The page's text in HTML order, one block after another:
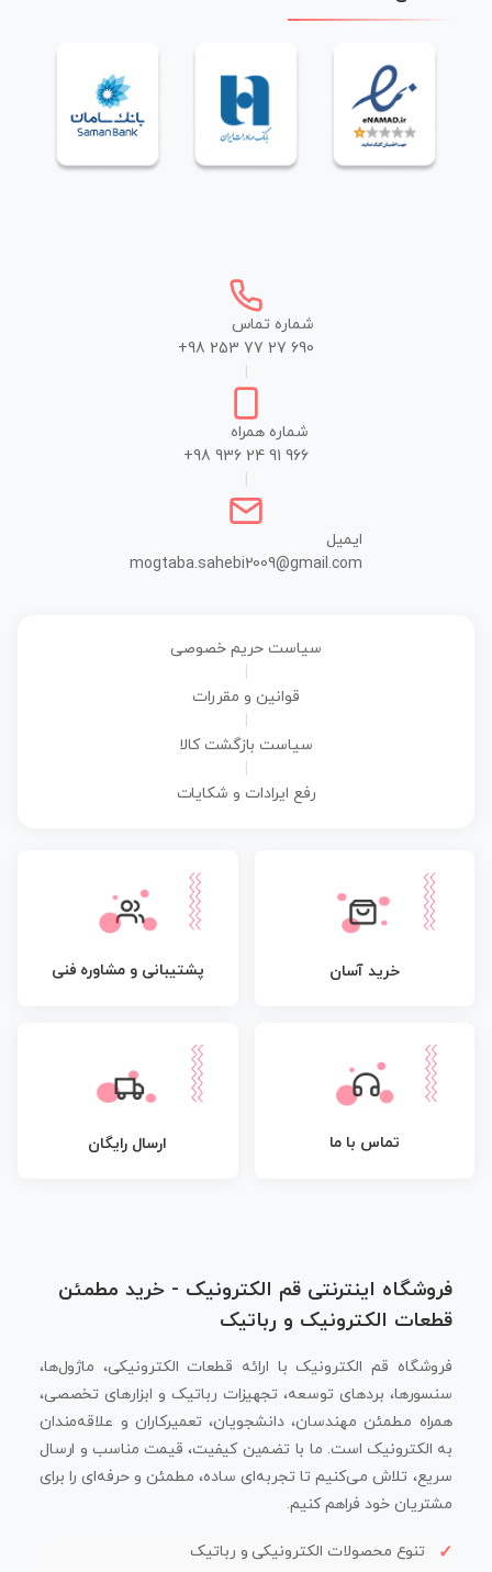
شماره تماس
+98 253 77 27 690
شماره همراه
+98 936 24 91 966
ایمیل
mogtaba.sahebi2009@gmail.com
سیاست حریم خصوصی
قوانین و مقررات
سیاست بازگشت کالا
رفع ایرادات و شکایات
خرید آسان پشتیبانی و مشاوره فنی
تماس با ما ارسال رایگان
فروشگاه اینترنتی قم الکترونیک - خرید مطمئن
قطعات الکترونیک و رباتیک
فروشگاه قم الکترونیک با ارائه قطعات الکترونیکی، ماژول‌ها،
سنسورها، بردهای توسعه، تجهیزات رباتیک و ابزارهای تخصصی،
همراه مطمئن مهندسان، دانشجویان، تعمیرکاران و علاقه‌مندان
به الکترونیک است. ما با تضمین کیفیت، قیمت مناسب و ارسال
سریع، تلاش می‌کنیم تا تجربه‌ای ساده، مطمئن و حرفه‌ای را برای
مشتریان خود فراهم کنیم.
تنوع محصولات الکترونیکی و رباتیک